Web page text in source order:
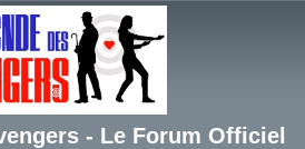
- Le Forum Officiel